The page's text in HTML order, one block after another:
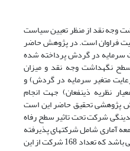
وجه نقد از منظر تعیین سیاست
فراوان است. در پژوهش حاضر
سرمایه در گردش پرداخته شده
نگهداشت وجه نقد و میزان
متغیر سرمایه در گردش) و
نظریه ذینفعان) جهت انجام
تحقیق حاضر این است
شرکت تحت تاثیر سطح رفاه
آماری شامل شرکتهای پذیرفته
شده در بورس اوراق بهادار تهران می باشد که تعداد 168 شرکت از این